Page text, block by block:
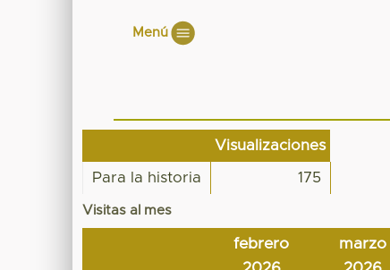
Menú
Visualizaciones
Para la historia 175
Visitas al mes
febrero
marzo